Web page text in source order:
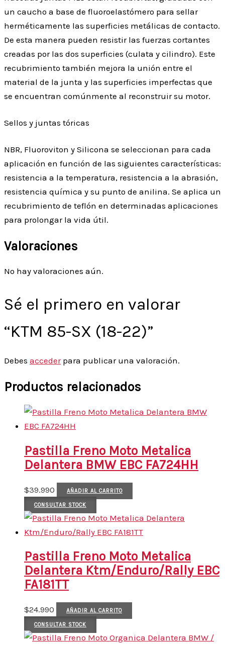
un caucho a base de fluoroelastómero para sellar
herméticamente las superficies metálicas de contacto.
De esta manera pueden resistir las fuerzas cortantes
creadas por las dos superficies (culata y cilindro). Este
recubrimiento también mejora la unión entre el
material de la junta y las superficies imperfectas que
se encuentran comúnmente al reconstruir su motor.
Sellos y juntas tóricas
NBR, Fluoroviton y Silicona se seleccionan para cada
aplicación en función de las siguientes características:
resistencia a la temperatura, resistencia a la abrasión,
resistencia química y su punto de anilina. Se aplica un
recubrimiento de teflón en determinadas aplicaciones
para prolongar la vida útil.
Valoraciones
No hay valoraciones aún.
Sé el primero en valorar
“KTM 85-SX (18-22)”
Debes accederpara publicar una valoración.
Productos relacionados
Pastilla Freno Moto Metalica
Delantera BMW EBC FA724HH
$39.990 AÑADIR AL CARRITO
CONSULTAR STOCK
Pastilla Freno Moto Metalica
Delantera Ktm/Enduro/Rally EBC
FA181TT
$24.990 AÑADIR AL CARRITO
CONSULTAR STOCK